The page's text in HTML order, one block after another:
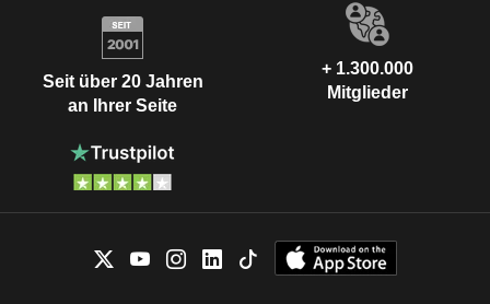
Seit über 20 Jahren
an Ihrer Seite
+ 1.300.000
Mitglieder